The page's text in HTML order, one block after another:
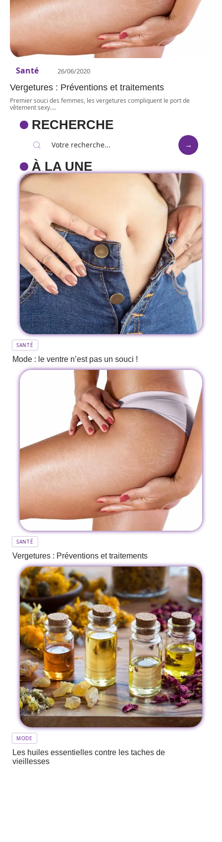
Santé 26/06/2020
Vergetures : Préventions et traitements
Premier souci des femmes, les vergetures compliquent le port de
vêtement sexy.…
RECHERCHE
À LA UNE
SANTÉ
Mode : le ventre n’est pas un souci !
SANTÉ
Vergetures : Préventions et traitements
MODE
Les huiles essentielles contre les taches de
vieillesses